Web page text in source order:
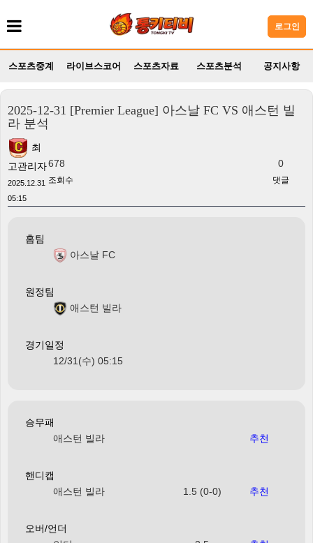
로그인
스포츠중계 라이브스코어 스포츠자료 스포츠분석 공지사항
2025-12-31 [Premier League] 아스날 FC VS 애스턴 빌
라 분석
최
고관리자
2025.12.31
05:15
678
조회수
0
댓글
홈팀
아스날 FC
원정팀
애스턴 빌라
경기일정
12/31(수) 05:15
승무패
애스턴 빌라
추천
핸디캡
애스턴 빌라
1.5 (0-0) 추천
오버/언더